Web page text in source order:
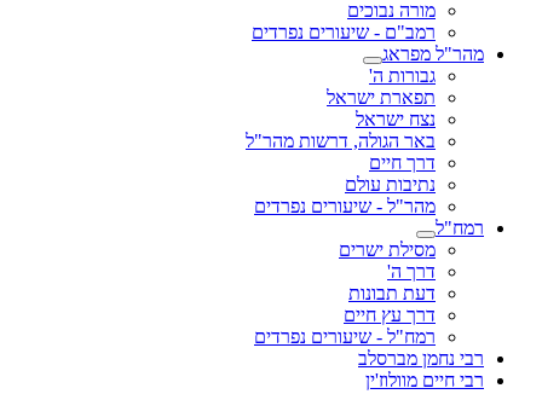
מורה נבוכים
רמב"ם - שיעורים נפרדים
מהר"ל מפראג
גבורות ה'
תפארת ישראל
נצח ישראל
באר הגולה, דרשות מהר"ל
דרך חיים
נתיבות עולם
מהר"ל - שיעורים נפרדים
רמח"ל
מסילת ישרים
דרך ה'
דעת תבונות
דרך עץ חיים
רמח"ל - שיעורים נפרדים
רבי נחמן מברסלב
רבי חיים מוולוז'ין